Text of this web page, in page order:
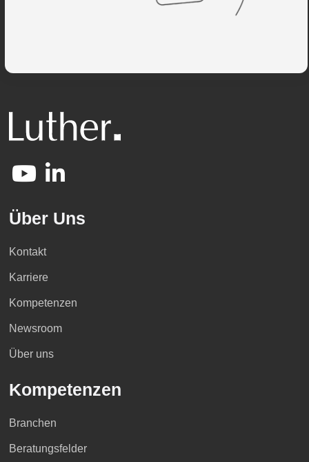
Über Uns
Kontakt
Karriere
Kompetenzen
Newsroom
Über uns
Kompetenzen
Branchen
Beratungsfelder